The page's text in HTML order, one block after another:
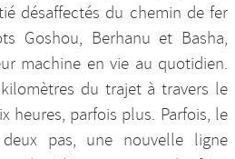
désaffectés du chemin de fer
Goshou, Berhanu et Basha,
machine en vie au quotidien.
du trajet à travers le
heures, parfois plus. Parfois, le
pas, une nouvelle ligne